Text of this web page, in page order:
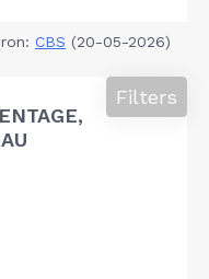
CBS (20-05-2026)
Filters